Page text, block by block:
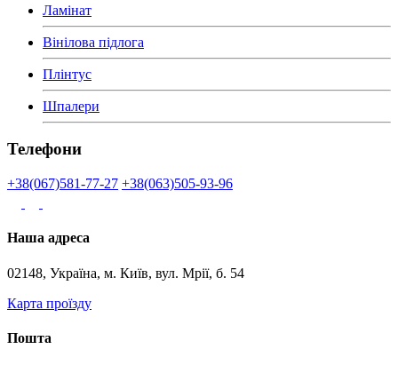
Ламінат
Вінілова підлога
Плінтус
Шпалери
Телефони
+38(067)581-77-27 +38(063)505-93-96
Наша адреса
02148, Україна, м. Київ, вул. Мрії, б. 54
Карта проїзду
Пошта